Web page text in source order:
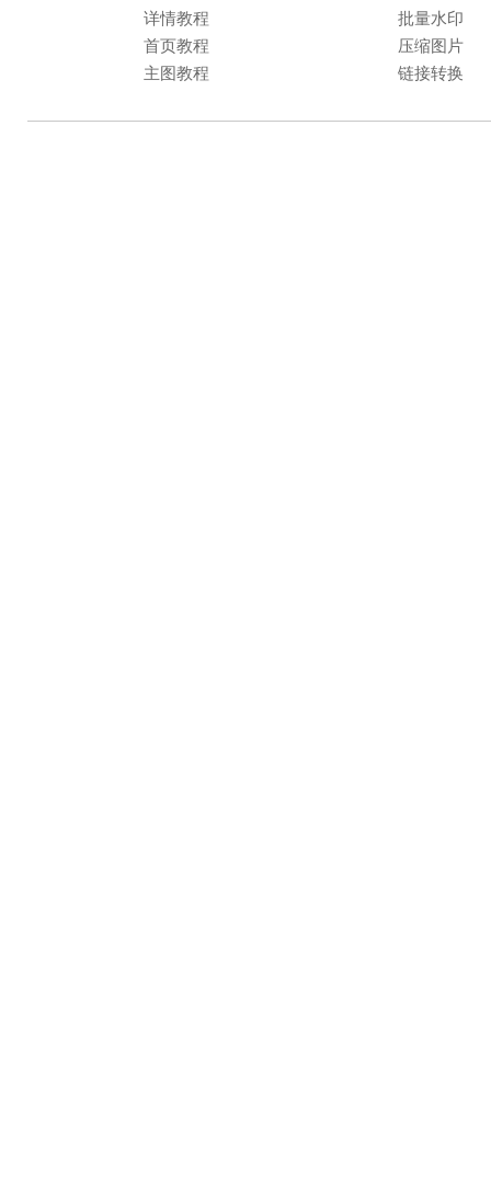
详情教程
批量水印
首页教程
压缩图片
主图教程
链接转换